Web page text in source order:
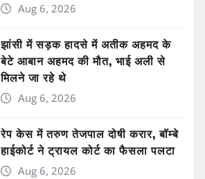
Aug 6, 2026
झांसी में सड़क हादसे में अतीक अहमद के
बेटे आबान अहमद की मौत, भाई अली से
मिलने जा रहे थे
Aug 6, 2026
रेप केस में तरुण तेजपाल दोषी करार, बॉम्बे
हाईकोर्ट ने ट्रायल कोर्ट का फैसला पलटा
Aug 6, 2026